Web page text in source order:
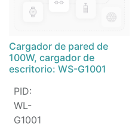
Cargador de pared de
100W, cargador de
escritorio: WS-G1001
PID:
WL-
G1001